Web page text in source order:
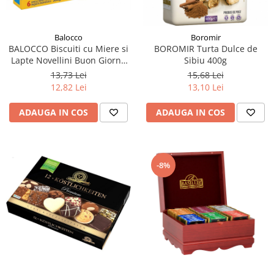
Balocco
BALOCCO Biscuiti cu Miere si
Lapte Novellini Buon Giorno
350g
13,73 Lei
12,82 Lei
ADAUGA IN COS
Boromir
BOROMIR Turta Dulce de
Sibiu 400g
15,68 Lei
13,10 Lei
ADAUGA IN COS
-8%